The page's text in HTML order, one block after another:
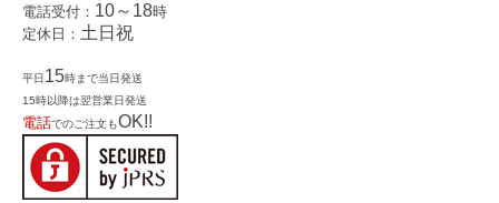
電話受付： 10～18時
定休日： 土日祝
平日 15時まで当日発送
15時以降は翌営業日発送
電話でのご注文もOK!!